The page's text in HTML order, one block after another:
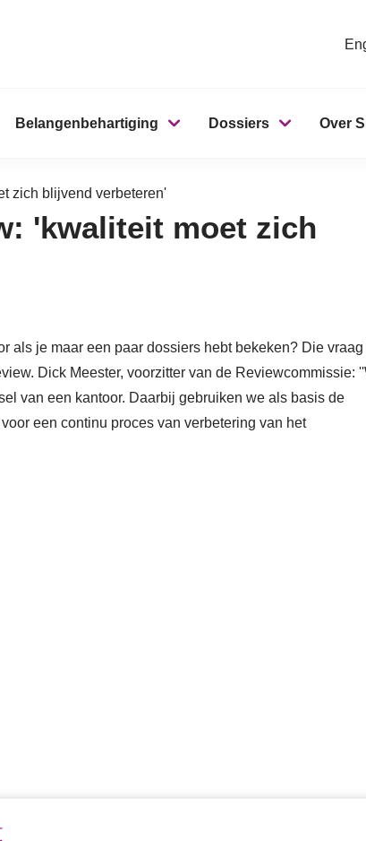
Belangenbehartiging Dossiers Over
zich blijvend verbeteren'
'kwaliteit moet zich
als je maar een paar dossiers hebt bekeken? Die
Dick Meester, voorzitter van de Reviewcommissie:
van een kantoor. Daarbij gebruiken we als basis de
een continu proces van verbetering van het
van SRA, toetst de SRA-kantoren al jaren en